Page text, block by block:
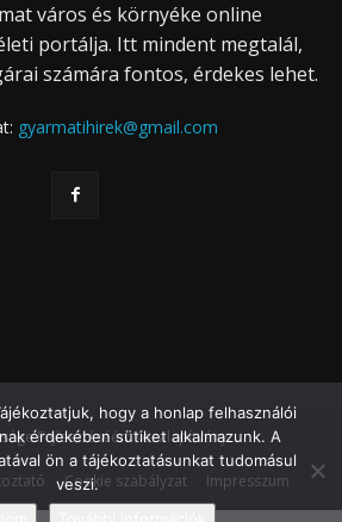
város és környéke online
portálja. Itt mindent megtalál,
számára fontos, érdekes lehet.
gyarmatihirek@gmail.com
Fejlesztéséért Közalapítvány
Cookie szabályzat Impresszum
hogy a honlap felhasználói
érdekében sütiket alkalmazunk. A
ön a tájékoztatásunkat tudomásul
veszi.